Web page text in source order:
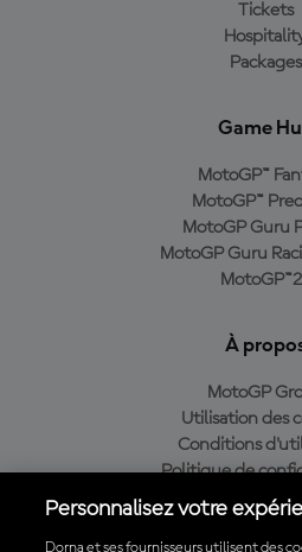
Tickets
Packages
Game
MotoGP™
MotoGP™
MotoGP Guru
MotoGP Guru
À
MotoGP
Utilisation des
Conditions
Politique de
Politique
Personnalisez votre
Dorna et ses fournisseurs utilisent des